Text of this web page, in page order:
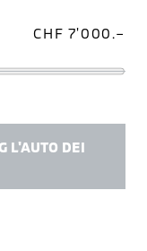
CHF 7'000.–
L'AUTO DEI